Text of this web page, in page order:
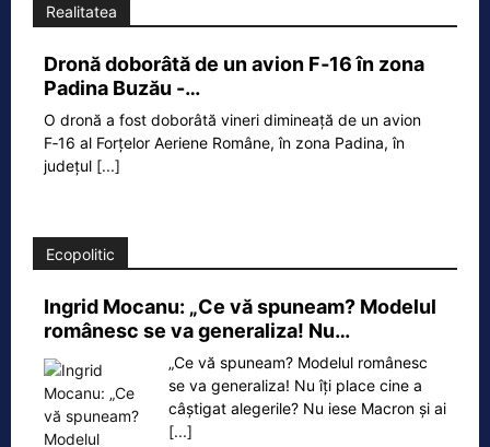
Realitatea
Dronă doborâtă de un avion F‑16 în zona
Padina Buzău -…
O dronă a fost doborâtă vineri dimineață de un avion
F‑16 al Forțelor Aeriene Române, în zona Padina, în
județul [...]
Ecopolitic
Ingrid Mocanu: „Ce vă spuneam? Modelul
românesc se va generaliza! Nu…
„Ce vă spuneam? Modelul românesc
se va generaliza! Nu îți place cine a
câștigat alegerile? Nu iese Macron și ai
[...]